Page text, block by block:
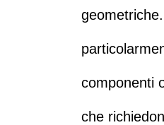
componenti
che